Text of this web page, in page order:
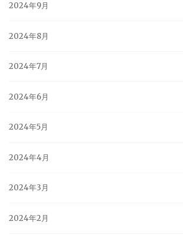
2024年9月
2024年8月
2024年7月
2024年6月
2024年5月
2024年4月
2024年3月
2024年2月